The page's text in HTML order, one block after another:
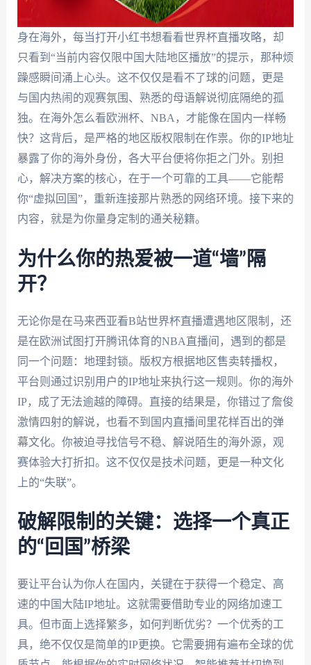
身在海外，每当打开小红书想看看世界杯直播攻略，却
只看到“当前内容仅限中国大陆地区播放”的提示，那种烦
躁感瞬间涌上心头。这不仅仅是看不了球的问题，更是
与国内热闹的观赛氛围、熟悉的母语解说彻底隔绝的孤
独。在海外怎么看欧洲杯、NBA，才能像在国内一样畅
快？这背后，是严格的地区版权限制在作祟。你的IP地址
暴露了你的海外身份，各大平台便将你拒之门外。别担
心，解决方案的核心，在于一个可靠的工具——它能帮
你“虚拟回国”，重新连接那片熟悉的网络环境。接下来的
内容，就是为你量身定制的通关秘籍。
为什么你的热爱被一道“墙”隔
开？
无论你是在马来西亚看B站世界杯直播遭遇地区限制，还
是在欧洲试图打开腾讯体育的NBA直播间，遇到的都是
同一个问题：地理封锁。版权方根据地区售卖转播权，
平台则通过识别用户的IP地址来执行这一规则。你的海外
IP，成了无法逾越的障碍。直接的结果是，你错过了詹俊
激情四射的解说，也看不到国内直播间里花样百出的弹
幕文化。你被迫寻找信号不稳、解说陌生的海外源，观
赛体验大打折扣。这不仅仅是技术问题，更是一种文化
上的“失联”。
破解限制的关键：选择一个真正
的“回国”桥梁
要让平台认为你人在国内，关键在于获得一个稳定、高
速的中国大陆IP地址。这就需要借助专业的网络加速工
具。但市面上选择繁多，如何判断优劣？一个优秀的工
具，绝不仅仅是简单的IP更换。它需要拥有遍布全球的优